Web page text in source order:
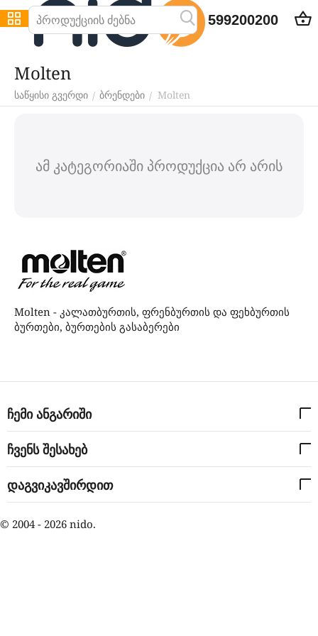
599200200
Molten
საწყისი გვერდი / ბრენდები / Molten
Molten - კალათბურთის, ფრენბურთის და ფეხბურთის
ბურთები, ბურთების გასაბერები
ამ კატეგორიაში პროდუქცია არ არის
ჩემი ანგარიში
ჩვენს შესახებ
დაგვიკავშირდით
© 2004 - 2026 nido.